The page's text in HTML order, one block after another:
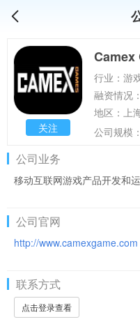
关注
Camex
行业：游
融资情况
地区：上
公司规模
公司业务
移动互联网游戏产品开发和
公司官网
http://www.camexgame.com
联系方式
点击登录查看